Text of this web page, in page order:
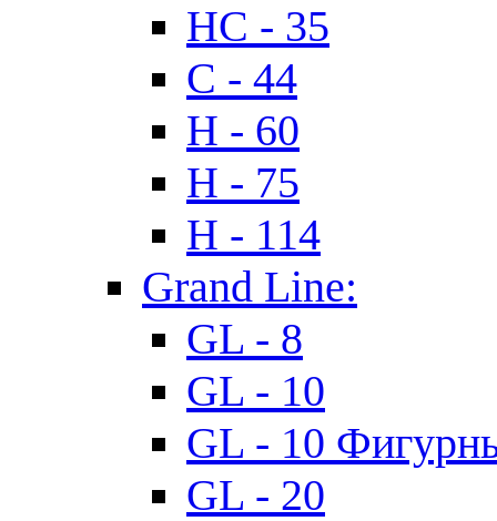
HC - 35
C - 44
H - 60
H - 75
H - 114
Grand Line:
GL - 8
GL - 10
GL - 10
GL - 20